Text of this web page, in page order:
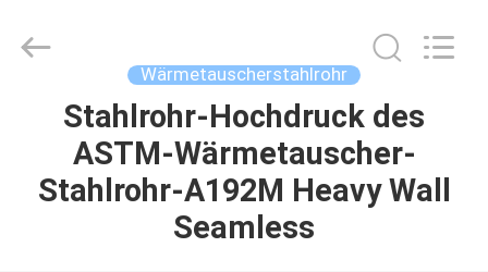
HAUS
PRODUKTE
Tube
Wärmetauscherstahlrohr
Stahlrohr-Hochdruck des
ASTM-Wärmetauscher-
Stahlrohr-A192M Heavy Wall
Seamless